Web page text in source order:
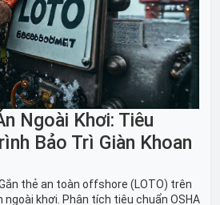
Ngoài Khơi: Tiêu
Bảo Trì Giàn Khoan
thẻ an toàn offshore (LOTO) trên
ngoài khơi. Phân tích tiêu chuẩn OSHA